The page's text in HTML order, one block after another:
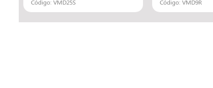
Código: VMD25S Código: VMD9R